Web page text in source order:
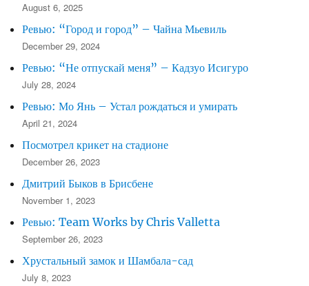
August 6, 2025
Ревью: “Город и город” – Чайна Мьевиль
December 29, 2024
Ревью: “Не отпускай меня” – Кадзуо Исигуро
July 28, 2024
Ревью: Мо Янь – Устал рождаться и умирать
April 21, 2024
Посмотрел крикет на стадионе
December 26, 2023
Дмитрий Быков в Брисбене
November 1, 2023
Ревью: Team Works by Chris Valletta
September 26, 2023
Хрустальный замок и Шамбала-сад
July 8, 2023